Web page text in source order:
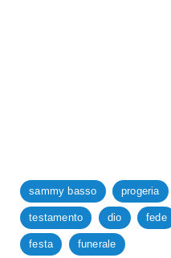
sammy basso progeria
testamento dio fede
festa funerale